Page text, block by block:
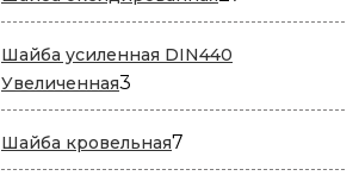
товаров
Шайба усиленная DIN440
Увеличенная3
товара
Шайба кровельная7
товаров